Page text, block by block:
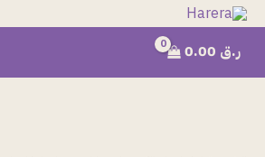
تخطي
المحتوى
ر.ق